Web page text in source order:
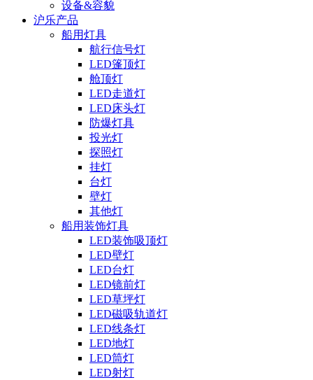
设备&容貌
沪乐产品
船用灯具
航行信号灯
LED篷顶灯
舱顶灯
LED走道灯
LED床头灯
防爆灯具
投光灯
探照灯
挂灯
台灯
壁灯
其他灯
船用装饰灯具
LED装饰吸顶灯
LED壁灯
LED台灯
LED镜前灯
LED草坪灯
LED磁吸轨道灯
LED线条灯
LED地灯
LED筒灯
LED射灯